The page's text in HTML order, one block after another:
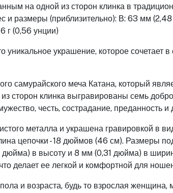
на одной из сторон клинка в
и размеры (приблизительно): В: 63 мм
г (0,56 унции)
украшение, которое сочетает в
самурайского меча Катана, который
сторон клинка выгравированы семь
честь, сострадание, преданность и
металла и украшена гравировкой в
цепочки - 18 дюймов (46 см). Размеры
в высоту и 8 мм (0,31 дюйма) в
делает ее легкой и комфортной для
и возраста, будь то взрослая женщина,